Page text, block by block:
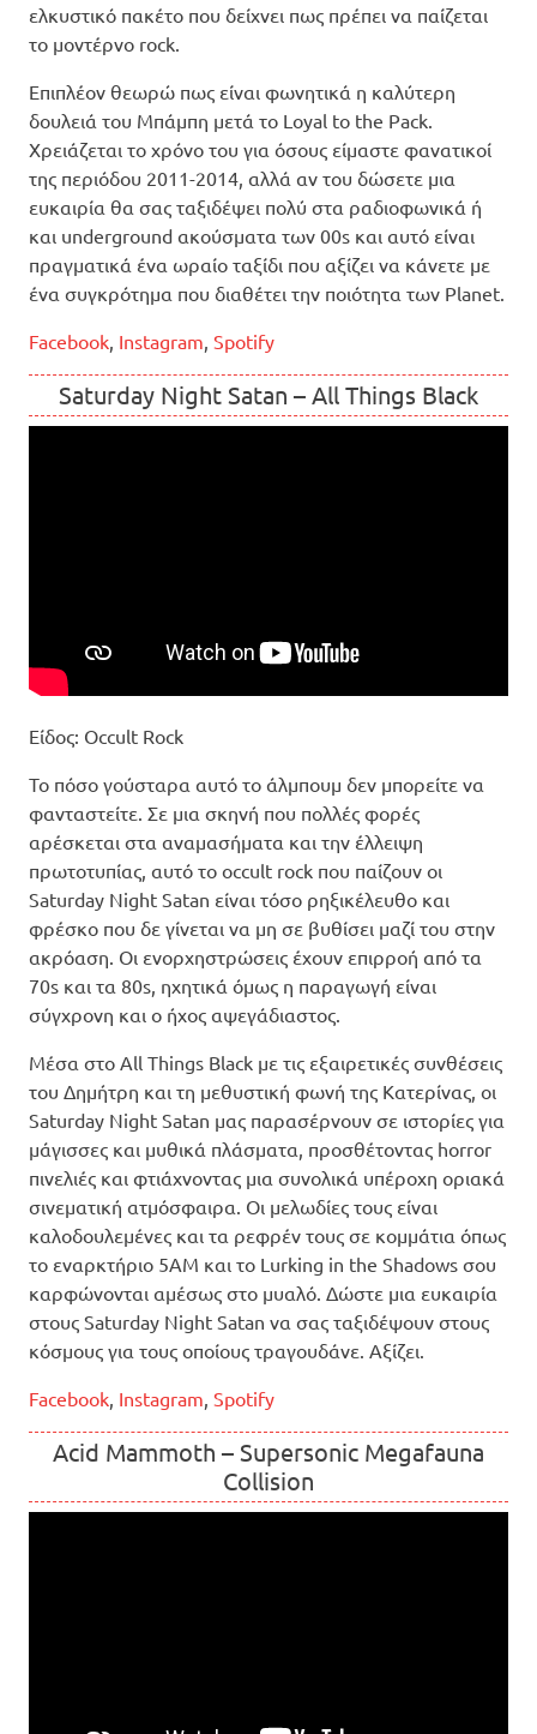
ελκυστικό πακέτο που δείχνει πως πρέπει να παίζεται
το μοντέρνο rock.
Επιπλέον θεωρώ πως είναι φωνητικά η καλύτερη
δουλειά του Μπάμπη μετά το Loyal to the Pack.
Χρειάζεται το χρόνο του για όσους είμαστε φανατικοί
της περιόδου 2011-2014, αλλά αν του δώσετε μια
ευκαιρία θα σας ταξιδέψει πολύ στα ραδιοφωνικά ή
και underground ακούσματα των 00s και αυτό είναι
πραγματικά ένα ωραίο ταξίδι που αξίζει να κάνετε με
ένα συγκρότημα που διαθέτει την ποιότητα των Planet.
Facebook, Instagram, Spotify
Saturday Night Satan – All Things Black
Είδος: Occult Rock
Το πόσο γούσταρα αυτό το άλμπουμ δεν μπορείτε να
φανταστείτε. Σε μια σκηνή που πολλές φορές
αρέσκεται στα αναμασήματα και την έλλειψη
πρωτοτυπίας, αυτό το occult rock που παίζουν οι
Saturday Night Satan είναι τόσο ρηξικέλευθο και
φρέσκο που δε γίνεται να μη σε βυθίσει μαζί του στην
ακρόαση. Οι ενορχηστρώσεις έχουν επιρροή από τα
70s και τα 80s, ηχητικά όμως η παραγωγή είναι
σύγχρονη και ο ήχος αψεγάδιαστος.
Μέσα στο All Things Black με τις εξαιρετικές συνθέσεις
του Δημήτρη και τη μεθυστική φωνή της Κατερίνας, οι
Saturday Night Satan μας παρασέρνουν σε ιστορίες για
μάγισσες και μυθικά πλάσματα, προσθέτοντας horror
πινελιές και φτιάχνοντας μια συνολικά υπέροχη οριακά
σινεματική ατμόσφαιρα. Οι μελωδίες τους είναι
καλοδουλεμένες και τα ρεφρέν τους σε κομμάτια όπως
το εναρκτήριο 5AM και το Lurking in the Shadows σου
καρφώνονται αμέσως στο μυαλό. Δώστε μια ευκαιρία
στους Saturday Night Satan να σας ταξιδέψουν στους
κόσμους για τους οποίους τραγουδάνε. Αξίζει.
Facebook Instagram Spotify
Acid Mammoth – Supersonic Megafauna
Collision